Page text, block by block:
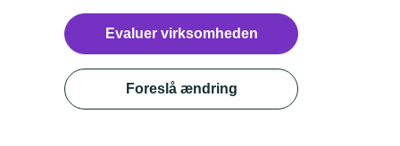
Evaluer virksomheden
Foreslå ændring